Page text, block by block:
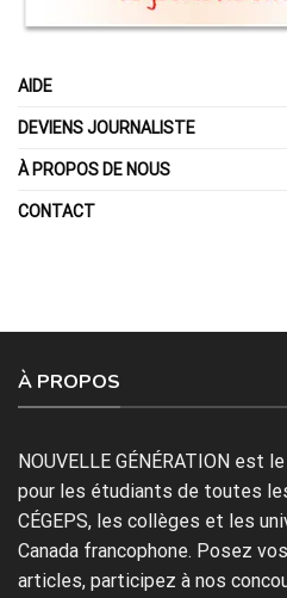
AIDE
DEVIENS JOURNALISTE
À PROPOS DE NOUS
CONTACT
À PROPOS
NOUVELLE GÉNÉRATION est
pour les étudiants de toutes
CÉGEPS, les collèges et les
Canada francophone. Posez
articles, participez à nos